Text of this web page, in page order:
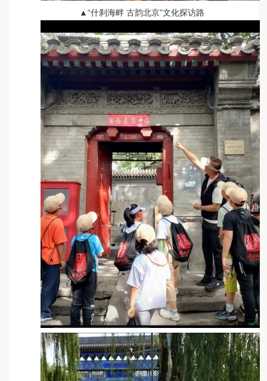
▲“什刹海畔 古韵北京”文化探访路